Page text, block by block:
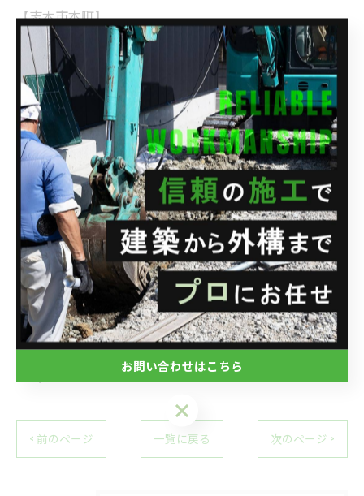
【志木市本町】
◉型枠ブロック積み工事
--------------------------------------------------------------------
--
株式会社関興業
住所 : 埼玉県さいたま市西区水判土41-1
電話番号 : 048-788-1956
FAX番号 : 048-788-1957
--------------------------------------------------------------------
--
ブログ
< 前のページ 一覧に戻る 次のページ >
お問い合わせはこちら
お問い合わせはこちら